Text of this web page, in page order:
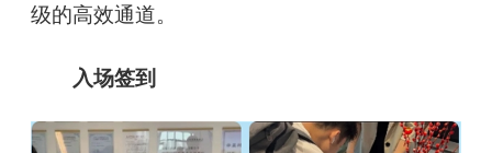
级的高效通道。
入场签到